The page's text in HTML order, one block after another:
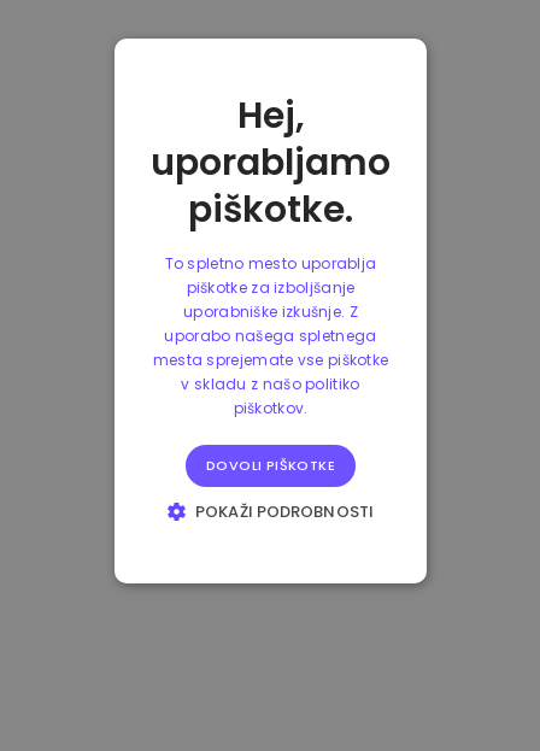
Hej,
uporabljamo
piškotke.
To spletno mesto uporablja
piškotke za izboljšanje
uporabniške izkušnje. Z
uporabo našega spletnega
mesta sprejemate vse piškotke
v skladu z našo politiko
piškotkov.
DOVOLI PIŠKOTKE
POKAŽI PODROBNOSTI